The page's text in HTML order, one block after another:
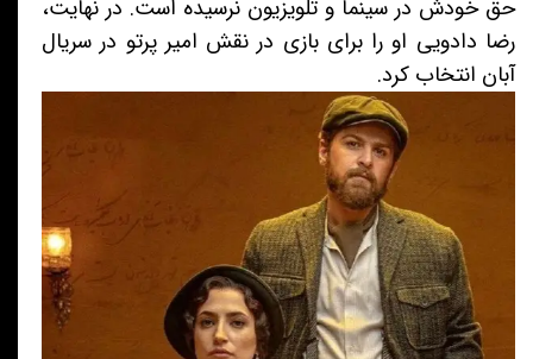
حق خودش در سینما و تلویزیون نرسیده است. در نهایت،
رضا دادویی او را برای بازی در نقش امیر پرتو در سریال
آبان انتخاب کرد.